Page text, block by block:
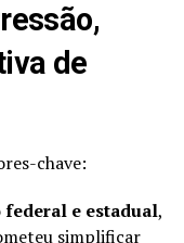
de
chave:
e estadual,
simplificar